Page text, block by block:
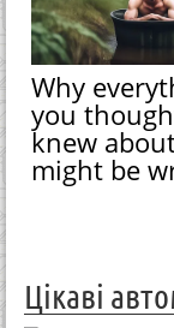
Why
you
knew
might be
Цікаві